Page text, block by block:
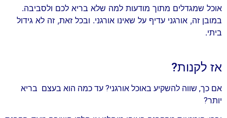
אוכל שמגדלים מתוך מודעות למה שלא בריא לכם ולסביבה.
במובן זה, אורגני עדיף על שאינו אורגני. ובכל זאת, זה לא גידול
ביתי.
אז לקנות?
אם כך, שווה להשקיע באוכל אורגני? עד כמה הוא בעצם בריא
יותר?